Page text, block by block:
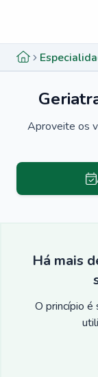
Aproveite os
Há mais
O princípio